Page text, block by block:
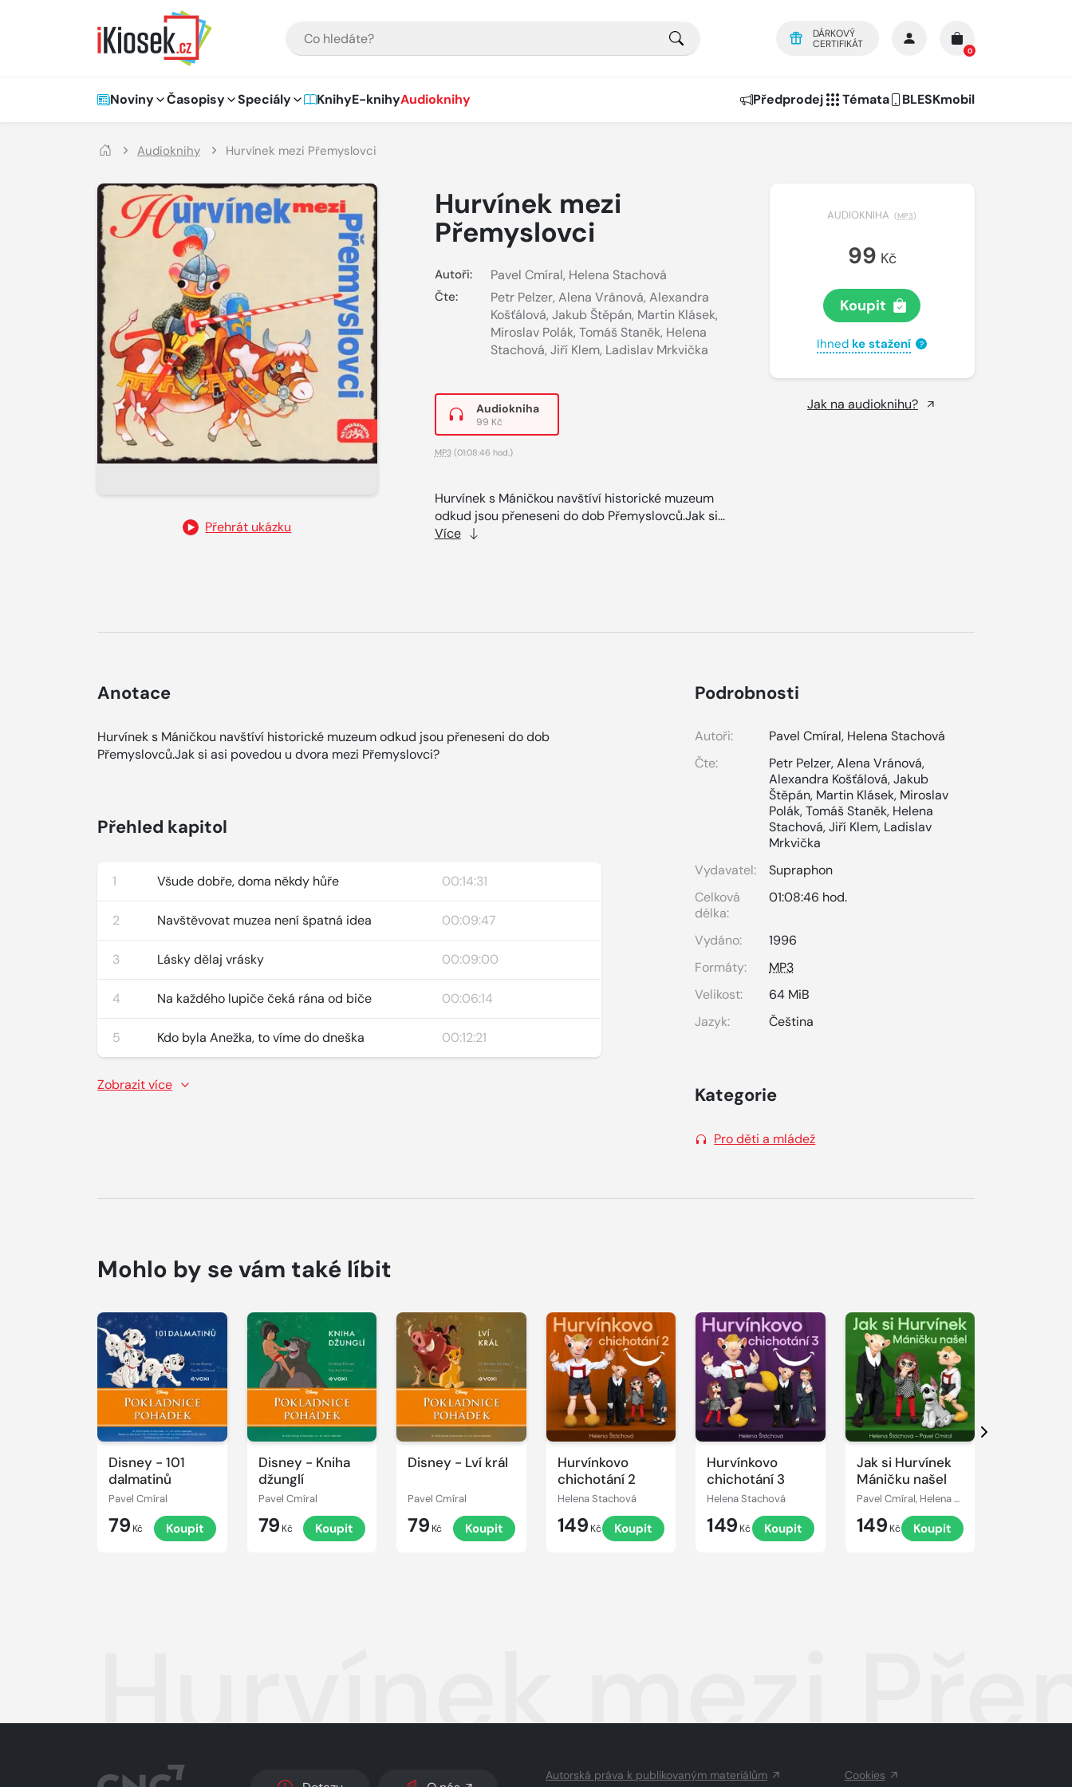
DÁRKOVÝ
CERTIFIKÁT
0
Hlavní navigace
Noviny Časopisy Speciály KnihyE-knihyAudioknihy Předprodej Témata BLESKmobil
Audioknihy Hurvínek mezi Přemyslovci
Přehrát ukázku
Hurvínek mezi
Přemyslovci
Autoři: Pavel Cmíral, Helena Stachová
Čte: Petr Pelzer, Alena Vránová, Alexandra
Košťálová, Jakub Štěpán, Martin Klásek,
Miroslav Polák, Tomáš Staněk, Helena
Stachová, Jiří Klem, Ladislav Mrkvička
Audiokniha
99 Kč
MP3(01:08:46 hod.)
Hurvínek s Máničkou navštíví historické muzeum
odkud jsou přeneseni do dob Přemyslovců.Jak si...
Více
AUDIOKNIHA (MP3)
99 Kč
Koupit
Ihned ke stažení ?
Jak na audioknihu?
Anotace
Hurvínek s Máničkou navštíví historické muzeum odkud jsou přeneseni do dob
Přemyslovců.Jak si asi povedou u dvora mezi Přemyslovci?
Přehled kapitol
1 Všude dobře, doma někdy hůře 00:14:31
2 Navštěvovat muzea není špatná idea 00:09:47
3 Lásky dělaj vrásky 00:09:00
4 Na každého lupiče čeká rána od biče 00:06:14
5 Kdo byla Anežka, to víme do dneška 00:12:21
Zobrazit více
Podrobnosti
Autoři: Pavel Cmíral, Helena Stachová
Čte:
Petr Pelzer,Alena Vránová,
Alexandra Košťálová,Jakub
Štěpán, Martin Klásek, Miroslav
Polák,Tomáš Staněk, Helena
Stachová,Jiří Klem, Ladislav
Mrkvička
Vydavatel:
Supraphon
Celková
délka:
01:08:46 hod.
Vydáno:
1996
Formáty:
MP3
Velikost:
64 MiB
Jazyk:
Čeština
Kategorie
Pro děti a mládež
Mohlo by se vám také líbit
Disney - 101
dalmatinů
Pavel Cmíral
79 Kč Koupit
Přehrát
ukázku
Disney - Kniha
džunglí
Pavel Cmíral
79 Kč Koupit
Přehrát
ukázku
Disney - Lví král
Pavel Cmíral
79 Kč Koupit
Přehrát
ukázku
Hurvínkovo
chichotání 2
Helena Stachová
149 Kč Koupit
Přehrát
ukázku
Hurvínkovo
chichotání 3
Helena Stachová
149 Kč Koupit
Přehrát
ukázku
Jak si Hurvínek
Máničku našel
Pavel Cmíral, Helena Stachová
149 Kč Koupit
Přehrát
ukázku
Další
Hurvínek mezi
Autorská práva k publikovaným materiálům Cookies